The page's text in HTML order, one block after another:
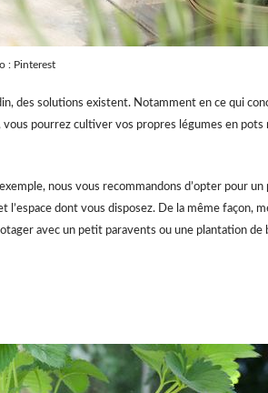
: Pinterest
des solutions existent. Notamment en ce qui
pourrez cultiver vos propres légumes en pots
nous vous recommandons d’opter pour un
dont vous disposez. De la même façon,
avec un petit paravents ou une plantation de